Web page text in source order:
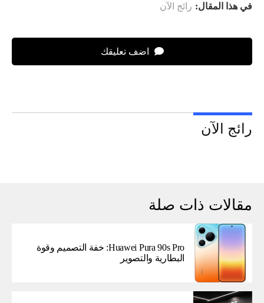
في هذا المقال: رائج الآن
اضف تعليقك
رائج الآن
مقالات ذات صلة
Huawei Pura 90s Pro: خفة التصميم وقوة
البطارية والتصوير